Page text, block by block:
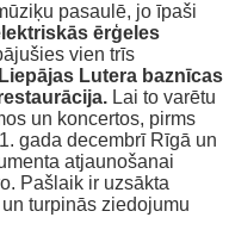
pasaulē, jo īpaši
ērģeles
vien trīs
Lutera baznīcas
Lai to varētu
un koncertos, pirms
gada decembrī Rīgā un
atjaunošanai
Pašlaik ir uzsākta
turpinās ziedojumu